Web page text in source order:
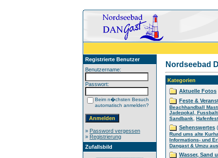
Registrierte Benutzer
Benutzername:
Passwort:
Beim n�chsten Besuch
automatisch anmelden?
» Password vergessen
» Registrierung
Zufallsbild
Nordseebad
Kategorien
Aktuelle Fotos
Feste &
Beachhandball
Jadepokal,
Sandbank
Sehenswertes
Rund ums alte
Informations- und
Dangast & Umzu
Wasser, Sand